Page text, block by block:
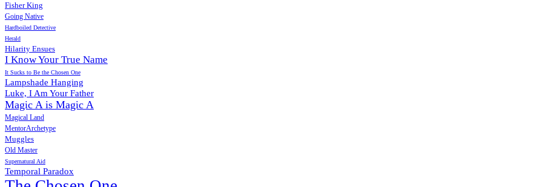
Fisher King
Going Native
Hardboiled Detective
Herald
Hilarity Ensues
I Know Your True Name
It Sucks to Be the Chosen One
Lampshade Hanging
Luke, I Am Your Father
Magic A is Magic A
Magical Land
MentorArchetype
Muggles
Old Master
Supernatural Aid
Temporal Paradox